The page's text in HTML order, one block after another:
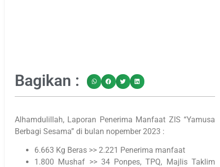
Bagikan :
Alhamdulillah, Laporan Penerima Manfaat ZIS “Yamusa
Berbagi Sesama” di bulan nopember 2023 :
6.663 Kg Beras >> 2.221 Penerima manfaat
1.800 Mushaf >> 34 Ponpes, TPQ, Majlis Taklim